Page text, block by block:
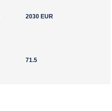
2030 EUR
71.5